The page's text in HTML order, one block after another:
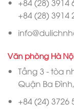
+84 (28) 3914
+84 (28) 3914
Văn phòng Hà
Tầng 3 - tòa
Quận Ba
+84 (24) 3726